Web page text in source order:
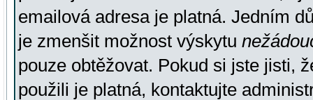
emailová adresa je platná. Jedním
je zmenšit možnost výskytu
pouze obtěžovat. Pokud si jste jisti,
použili je platná, kontaktujte